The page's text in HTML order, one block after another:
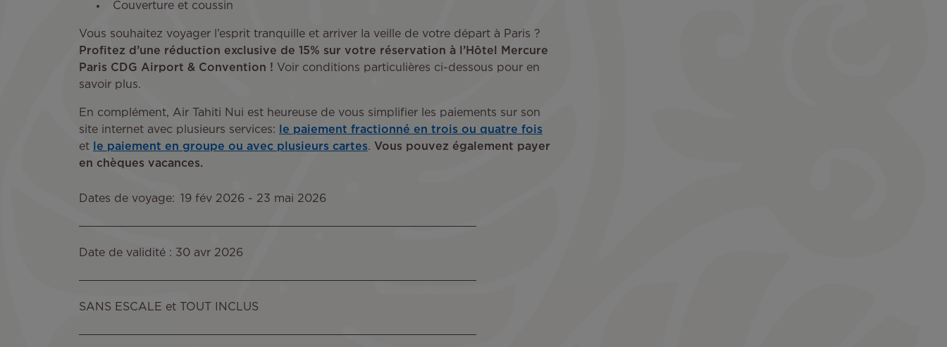
Couverture et coussin
Vous souhaitez voyager l’esprit tranquille et arriver la veille de votre départ à Paris ?
Profitez d’une réduction exclusive de 15% sur votre réservation à l’Hôtel Mercure
Paris CDG Airport & Convention ! Voir conditions particulières ci-dessous pour en
savoir plus.
En complément, Air Tahiti Nui est heureuse de vous simplifier les paiements sur son
site internet avec plusieurs services:
le paiement fractionné en trois ou quatre fois
et
le paiement en groupe ou avec plusieurs cartes. Vous pouvez également payer
en chèques vacances.
Dates de voyage 19 fév 2026 - 23 mai 2026
Date de validité : 30 avr 2026
SANS ESCALE et TOUT INCLUS